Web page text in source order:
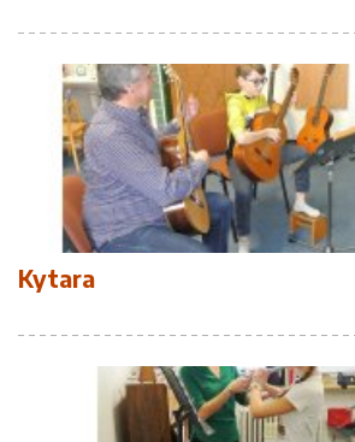
Kytara